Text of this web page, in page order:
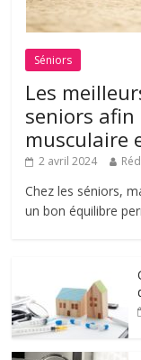
Séniors
Les
seniors
musculaire
2 avril 2024
Chez les séniors,
un bon équilibre